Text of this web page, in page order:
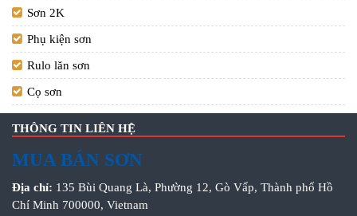
Sơn 2K
Phụ kiện sơn
Rulo lăn sơn
Cọ sơn
THÔNG TIN LIÊN HỆ
MUA BÁN SƠN
Địa chỉ: 135 Bùi Quang Là, Phường 12, Gò Vấp, Thành phố Hồ
Chí Minh 700000, Vietnam